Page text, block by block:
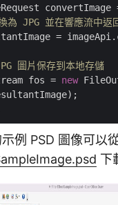
convertImage
JPG 並在響應流中返
=
圖片保存到本地存儲
fos = new
例 PSD 圖像可以
下